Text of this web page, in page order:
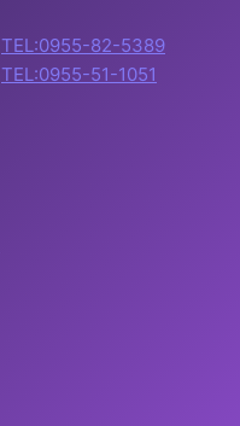
TEL:0955-82-5389
TEL:0955-51-1051